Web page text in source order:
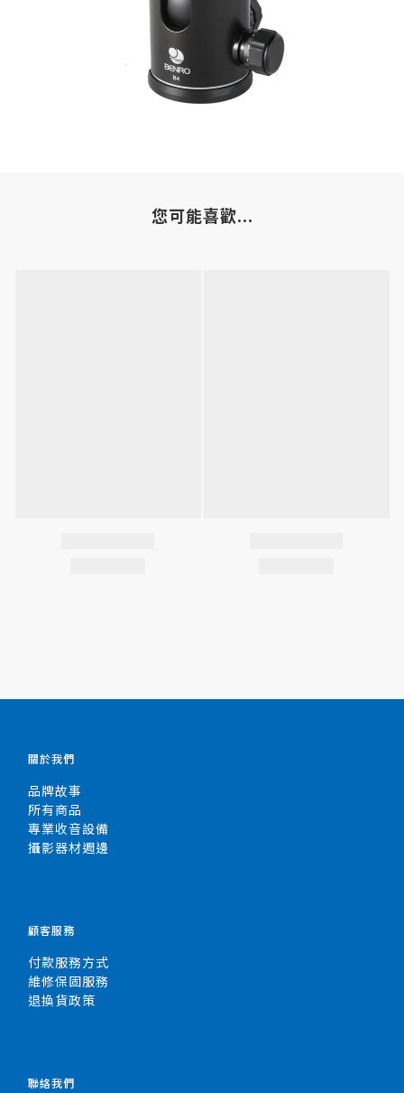
您可能喜歡...
關於我們
品牌故事
所有商品
專業收音設備
攝影器材週邊
顧客服務
付款服務方式
維修保固服務
退換貨政策
聯絡我們